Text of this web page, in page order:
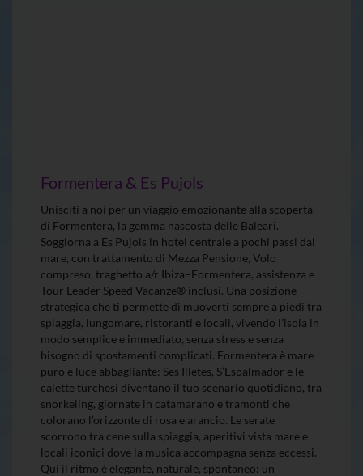
Formentera & Es Pujols
Unisciti a noi per un viaggio emozionante alla scoperta
di Formentera, la gemma nascosta delle Baleari.
Soggiorna a Es Pujols in hotel centrale a pochi passi dal
mare, con trattamento di Mezza Pensione, Volo
compreso, traghetto a/r Ibiza–Formentera, assistenza e
Tour Leader Speed Vacanze® inclusi. Una posizione
strategica che ti permette di muoverti sempre a piedi tra
spiaggia, lungomare, ristoranti e locali, vivendo l’isola in
modo semplice e immediato, senza stress e senza
bisogno di spostamenti complicati. Formentera è mare
puro e luce abbagliante: Ses Illetes, S’Espalmador e le
calette turchesi diventano il tuo scenario quotidiano, tra
snorkeling, giornate in catamarano e tramonti che
colorano l’orizzonte di rosa e arancio. Le serate
scorrono tra cene sulla spiaggia, aperitivi vista mare e
locali iconici dove la musica accompagna senza eccessi.
Qui il ritmo è elegante, naturale, spontaneo: un